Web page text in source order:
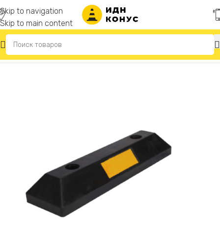
Skip to navigation
Skip to main content
Главная Колесоотбойники